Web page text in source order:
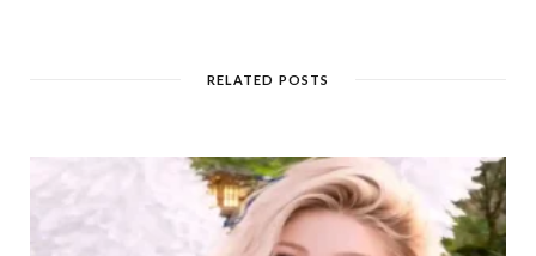
RELATED POSTS